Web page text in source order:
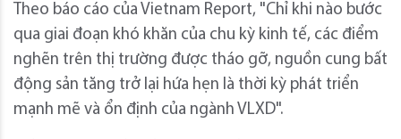
Theo báo cáo của Vietnam Report, "Chỉ khi nào bước
qua giai đoạn khó khăn của chu kỳ kinh tế, các điểm
nghẽn trên thị trường được tháo gỡ, nguồn cung bất
động sản tăng trở lại hứa hẹn là thời kỳ phát triển
mạnh mẽ và ổn định của ngành VLXD".